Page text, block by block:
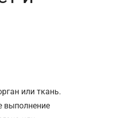
или ткань.
выполнение